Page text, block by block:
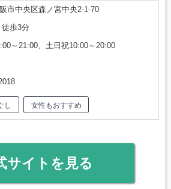
市中央区森ノ宮中央2-1-70
歩3分
～21:00、土日祝10:00～20:00
し 女性もおすすめ
サイトを見る